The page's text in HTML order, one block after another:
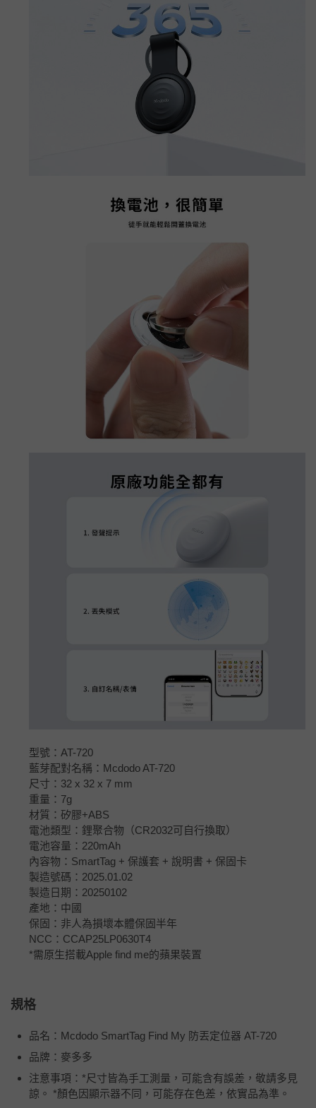
型號：AT-720
藍芽配對名稱：Mcdodo AT-720
尺寸：32 x 32 x 7 mm
重量：7g
材質：矽膠+ABS
電池類型：鋰聚合物（CR2032可自行換取）
電池容量：220mAh
內容物：SmartTag + 保護套 + 說明書 + 保固卡
製造號碼：2025.01.02
製造日期：20250102
產地：中國
保固：非人為損壞本體保固半年
NCC：CCAP25LP0630T4
*需原生搭載Apple find me的蘋果裝置
規格
品名：Mcdodo SmartTag Find My 防丟定位器 AT-720
品牌：麥多多
注意事項：*尺寸皆為手工測量，可能含有誤差，敬請多見
諒。 *顏色因顯示器不同，可能存在色差，依實品為準。